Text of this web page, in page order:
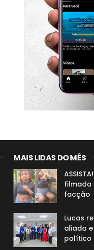
MAIS LIDAS DO MÊS
filmada
facção
Lucas
aliada
político